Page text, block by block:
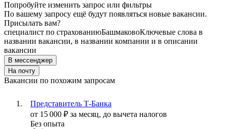
Попробуйте изменить запрос или фильтры
По вашему запросу ещё будут появляться новые вакансии.
Присылать вам?
специалист по страхованиюБашмаковоКлючевые слова в
названии вакансии, в названии компании и в описании
вакансии
В мессенджер
На почту
Вакансии по похожим запросам
Представитель Т-Банка
от 15 000 ₽ за месяц, до вычета налогов
Без опыта